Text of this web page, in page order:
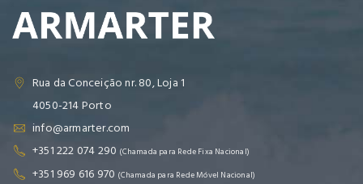
Rua da Conceição nr. 80, Loja 1
4050-214 Porto
info@armarter.com
+351 222 074 290 (Chamada para Rede Fixa Nacional)
+351 969 616 970 (Chamada para Rede Móvel Nacional)